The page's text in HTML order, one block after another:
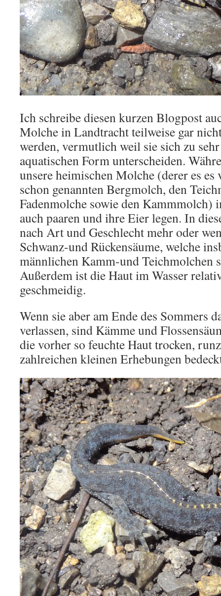
Ich schreibe diesen kurzen Blogpost
Molche in Landtracht teilweise gar
werden, vermutlich weil sie sich zu
aquatischen Form unterscheiden.
unsere heimischen Molche (derer es
schon genannten Bergmolch, den
Fadenmolche sowie den Kammmolch)
auch paaren und ihre Eier legen. In
nach Art und Geschlecht mehr oder
Schwanz-und Rückensäume, welche
männlichen Kamm-und Teichmolchen
Außerdem ist die Haut im Wasser
geschmeidig.
Wenn sie aber am Ende des Sommers
verlassen, sind Kämme und
die vorher so feuchte Haut trocken,
zahlreichen kleinen Erhebungen